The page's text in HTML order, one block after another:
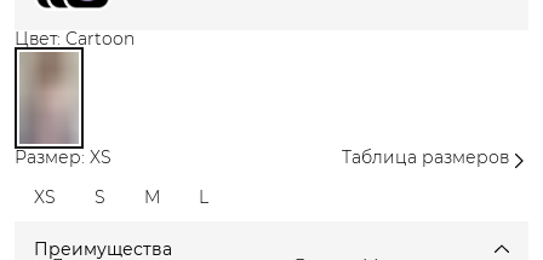
Цвет: Cartoon
Размер: XS
Таблица размеров
XS
S M L
Преимущества